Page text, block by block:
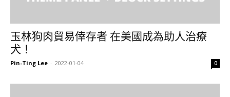
玉林狗肉貿易倖存者 在美國成為助人治療
犬！
Pin-Ting Lee - 2022-01-04 0